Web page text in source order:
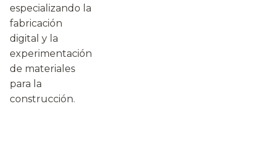
especializando la
fabricación
digital y la
experimentación
de materiales
para la
construcción.